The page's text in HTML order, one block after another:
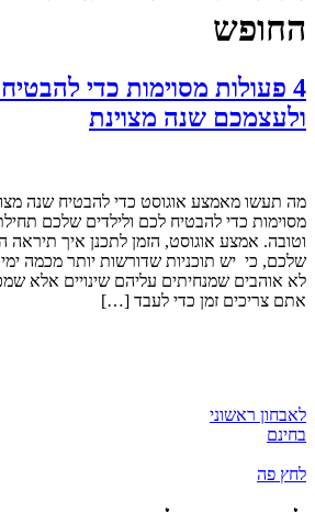
החופש
4 פעולות מסוימות כדי
ולעצמכם שנה מצוינת
מה תעשו מאמצע אוגוסט כדי להבטיח שנה
מסוימות כדי להבטיח לכם ולילדים שלכם
וטובה. אמצע אוגוסט, הזמן לתכנן איך
שלכם, כי יש תוכניות שדורשות יותר מכמה
לא אוהבים שמנחיתים עליהם שינויים אלא
אתם צריכים זמן כדי לעבד […]
לאבחון ראשוני
בחינם
לחץ פה